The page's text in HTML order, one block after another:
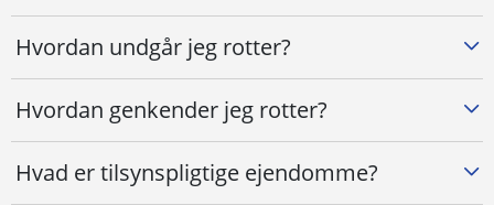
Hvordan undgår jeg rotter?
Hvordan genkender jeg rotter?
Hvad er tilsynspligtige ejendomme?